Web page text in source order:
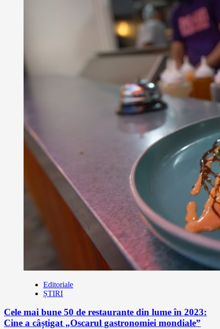
Editoriale
ȘTIRI
Cele mai bune 50 de restaurante din lume în 2023:
Cine a câștigat „Oscarul gastronomiei mondiale”